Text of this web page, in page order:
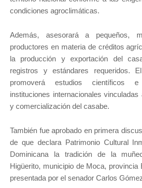
condiciones agroclimáticas.
Además, asesorará a pequeños,
productores en materia de créditos
la producción y exportación del
registros y estándares requeridos.
promoverá estudios científicos
instituciones internacionales
y comercialización del casabe.
También fue aprobado en primera
de que declara Patrimonio Cultural
Dominicana la tradición de la
Higüerito, municipio de Moca, provincia
presentada por el senador Carlos